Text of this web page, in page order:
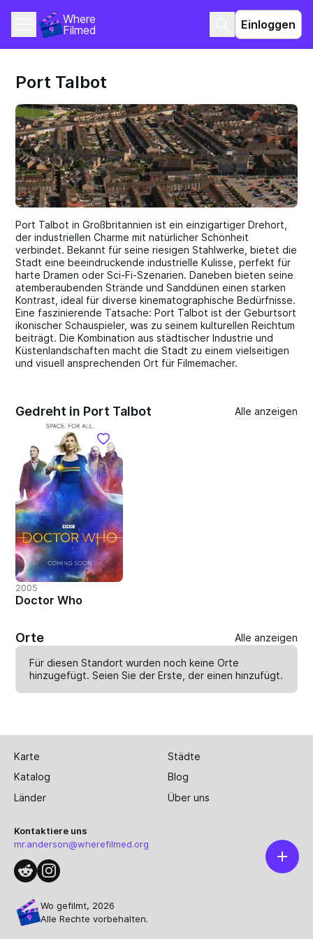
Where
Filmed
Einloggen
Port Talbot
Port Talbot in Großbritannien ist ein einzigartiger Drehort,
der industriellen Charme mit natürlicher Schönheit
verbindet. Bekannt für seine riesigen Stahlwerke, bietet die
Stadt eine beeindruckende industrielle Kulisse, perfekt für
harte Dramen oder Sci-Fi-Szenarien. Daneben bieten seine
atemberaubenden Strände und Sanddünen einen starken
Kontrast, ideal für diverse kinematographische Bedürfnisse.
Eine faszinierende Tatsache: Port Talbot ist der Geburtsort
ikonischer Schauspieler, was zu seinem kulturellen Reichtum
beiträgt. Die Kombination aus städtischer Industrie und
Küstenlandschaften macht die Stadt zu einem vielseitigen
und visuell ansprechenden Ort für Filmemacher.
Gedreht in Port Talbot Alle anzeigen
2005
Doctor Who
Orte Alle anzeigen
Für diesen Standort wurden noch keine Orte
hinzugefügt. Seien Sie der Erste, der einenhinzufügt.
Karte
Städte
Katalog
Blog
Länder
Über uns
Kontaktiere uns
mr.anderson@wherefilmed.org
Wo gefilmt, 2026
Alle Rechte vorbehalten.